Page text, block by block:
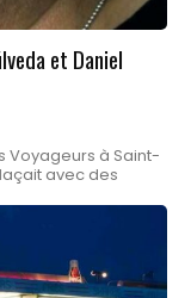
et Daniel
Voyageurs à Saint-
avec des